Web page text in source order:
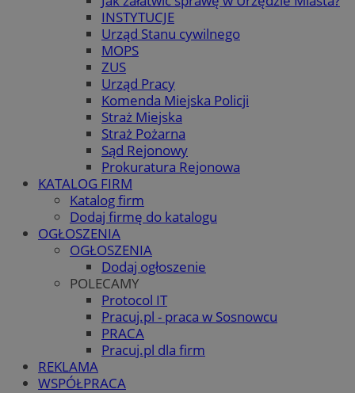
INSTYTUCJE
Urząd Stanu cywilnego
MOPS
ZUS
Urząd Pracy
Komenda Miejska Policji
Straż Miejska
Straż Pożarna
Sąd Rejonowy
Prokuratura Rejonowa
KATALOG FIRM
Katalog firm
Dodaj firmę do katalogu
OGŁOSZENIA
OGŁOSZENIA
Dodaj ogłoszenie
POLECAMY
Protocol IT
Pracuj.pl - praca w Sosnowcu
PRACA
Pracuj.pl dla firm
REKLAMA
WSPÓŁPRACA